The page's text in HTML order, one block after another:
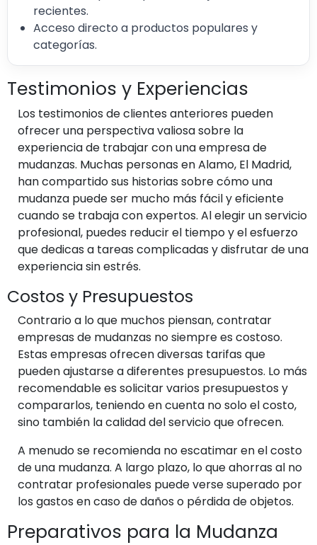
recientes.
Acceso directo a productos populares y
categorías.
Testimonios y Experiencias
Los testimonios de clientes anteriores pueden
ofrecer una perspectiva valiosa sobre la
experiencia de trabajar con una empresa de
mudanzas. Muchas personas en Alamo, El Madrid,
han compartido sus historias sobre cómo una
mudanza puede ser mucho más fácil y eficiente
cuando se trabaja con expertos. Al elegir un servicio
profesional, puedes reducir el tiempo y el esfuerzo
que dedicas a tareas complicadas y disfrutar de una
experiencia sin estrés.
Costos y Presupuestos
Contrario a lo que muchos piensan, contratar
empresas de mudanzas no siempre es costoso.
Estas empresas ofrecen diversas tarifas que
pueden ajustarse a diferentes presupuestos. Lo más
recomendable es solicitar varios presupuestos y
compararlos, teniendo en cuenta no solo el costo,
sino también la calidad del servicio que ofrecen.
A menudo se recomienda no escatimar en el costo
de una mudanza. A largo plazo, lo que ahorras al no
contratar profesionales puede verse superado por
los gastos en caso de daños o pérdida de objetos.
Preparativos para la Mudanza